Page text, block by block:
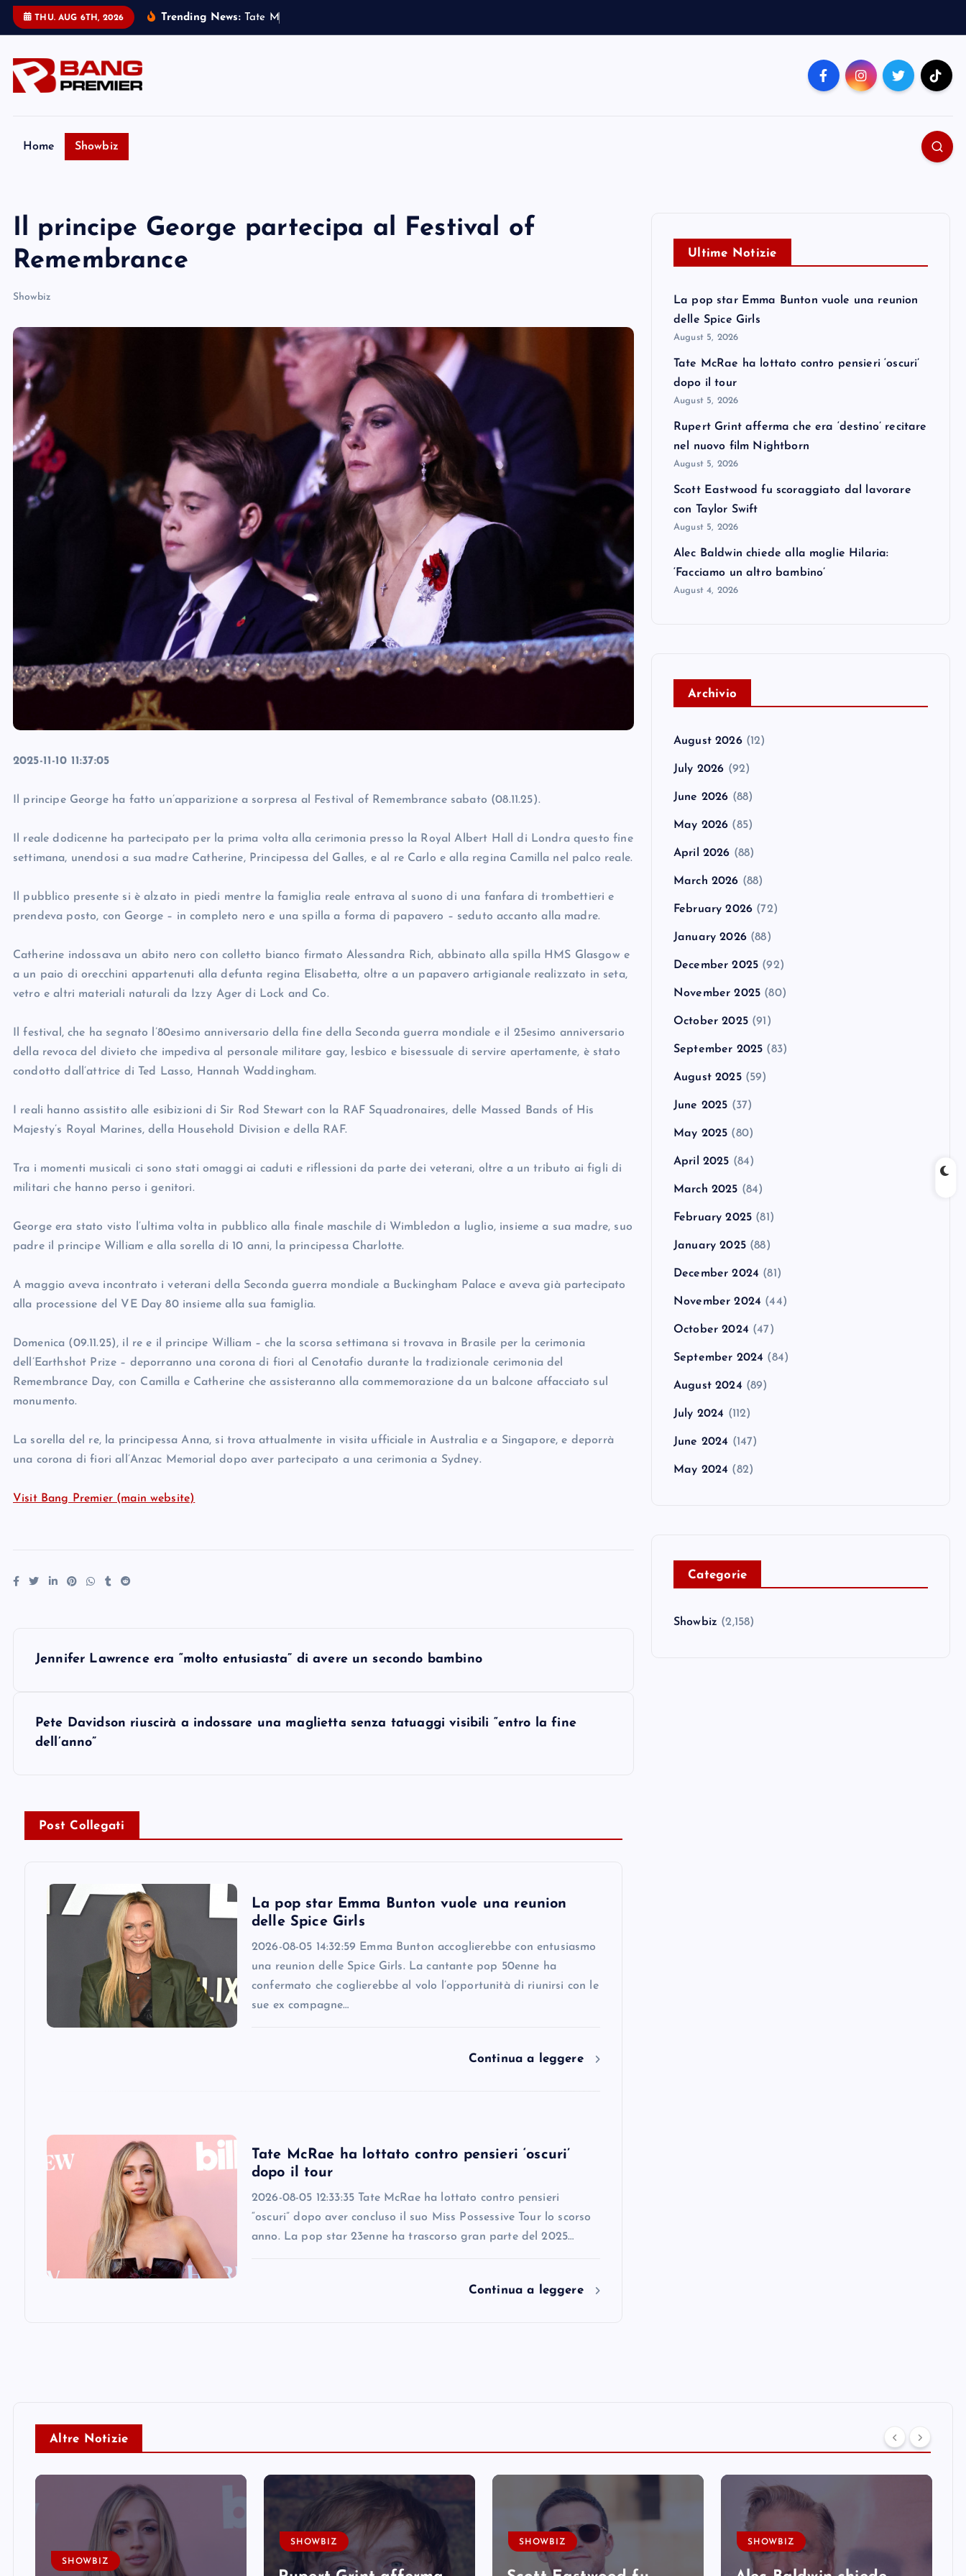
THU. AUG 6TH, 2026 Trending News: Tate M
Home Showbiz
Il principe George partecipa al Festival of
Remembrance
Showbiz
2025-11-10 11:37:05
Il principe George ha fatto un’apparizione a sorpresa al Festival of Remembrance sabato (08.11.25).
Il reale dodicenne ha partecipato per la prima volta alla cerimonia presso la Royal Albert Hall di Londra questo fine
settimana, unendosi a sua madre Catherine, Principessa del Galles, e al re Carlo e alla regina Camilla nel palco reale.
Il pubblico presente si è alzato in piedi mentre la famiglia reale entrava al suono di una fanfara di trombettieri e
prendeva posto, con George – in completo nero e una spilla a forma di papavero – seduto accanto alla madre.
Catherine indossava un abito nero con colletto bianco firmato Alessandra Rich, abbinato alla spilla HMS Glasgow e
a un paio di orecchini appartenuti alla defunta regina Elisabetta, oltre a un papavero artigianale realizzato in seta,
vetro e altri materiali naturali da Izzy Ager di Lock and Co.
Il festival, che ha segnato l’80esimo anniversario della fine della Seconda guerra mondiale e il 25esimo anniversario
della revoca del divieto che impediva al personale militare gay, lesbico e bisessuale di servire apertamente, è stato
condotto dall’attrice di Ted Lasso, Hannah Waddingham.
I reali hanno assistito alle esibizioni di Sir Rod Stewart con la RAF Squadronaires, delle Massed Bands of His
Majesty’s Royal Marines, della Household Division e della RAF.
Tra i momenti musicali ci sono stati omaggi ai caduti e riflessioni da parte dei veterani, oltre a un tributo ai figli di
militari che hanno perso i genitori.
George era stato visto l’ultima volta in pubblico alla finale maschile di Wimbledon a luglio, insieme a sua madre, suo
padre il principe William e alla sorella di 10 anni, la principessa Charlotte.
A maggio aveva incontrato i veterani della Seconda guerra mondiale a Buckingham Palace e aveva già partecipato
alla processione del VE Day 80 insieme alla sua famiglia.
Domenica (09.11.25), il re e il principe William – che la scorsa settimana si trovava in Brasile per la cerimonia
dell’Earthshot Prize – deporranno una corona di fiori al Cenotafio durante la tradizionale cerimonia del
Remembrance Day, con Camilla e Catherine che assisteranno alla commemorazione da un balcone affacciato sul
monumento.
La sorella del re, la principessa Anna, si trova attualmente in visita ufficiale in Australia e a Singapore, e deporrà
una corona di fiori all’Anzac Memorial dopo aver partecipato a una cerimonia a Sydney.
Visit Bang Premier (main website)
n
a
Jennifer Lawrence era “molto entusiasta” di avere un secondo bambino
Pete Davidson riuscirà a indossare una maglietta senza tatuaggi visibili “entro la fine
dell’anno”
Post Collegati
La pop star Emma Bunton vuole una reunion
delle Spice Girls
2026-08-05 14:32:59 Emma Bunton accoglierebbe con entusiasmo
una reunion delle Spice Girls. La cantante pop 50enne ha
confermato che coglierebbe al volo l’opportunità di riunirsi con le
sue ex compagne…
Continua a leggere
Tate McRae ha lottato contro pensieri ‘oscuri’
dopo il tour
2026-08-05 12:33:35 Tate McRae ha lottato contro pensieri
“oscuri” dopo aver concluso il suo Miss Possessive Tour lo scorso
anno. La pop star 23enne ha trascorso gran parte del 2025…
Continua a leggere
Ultime Notizie
La pop star Emma Bunton vuole una reunion
delle Spice Girls
August 5, 2026
Tate McRae ha lottato contro pensieri ‘oscuri’
dopo il tour
August 5, 2026
Rupert Grint afferma che era ‘destino’ recitare
nel nuovo film Nightborn
August 5, 2026
Scott Eastwood fu scoraggiato dal lavorare
con Taylor Swift
August 5, 2026
Alec Baldwin chiede alla moglie Hilaria:
‘Facciamo un altro bambino’
August 4, 2026
Archivio
August 2026(12)
July 2026 (92)
June 2026 (88)
May 2026 (85)
April 2026 (88)
March 2026 (88)
February 2026 (72)
January 2026(88)
December 2025 (92)
November 2025 (80)
October 2025(91)
September 2025 (83)
August 2025(59)
June 2025 (37)
May 2025 (80)
April 2025 (84)
March 2025 (84)
February 2025 (81)
January 2025(88)
December 2024 (81)
November 2024 (44)
October 2024 (47)
September 2024 (84)
August 2024 (89)
July 2024 (112)
June 2024 (147)
May 2024 (82)
Categorie
Showbiz (2,158)
Altre Notizie
SHOWBIZ
SHOWBIZ SHOWBIZ SHOWBIZ